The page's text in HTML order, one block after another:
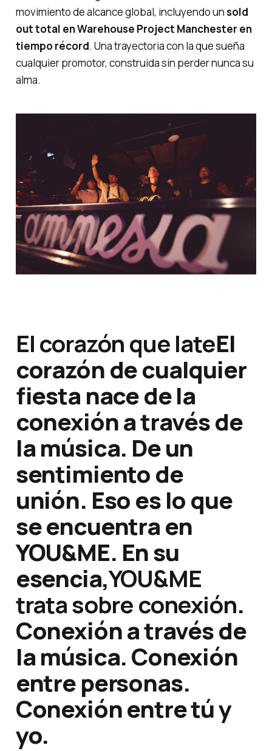
movimiento de alcance global, incluyendo unsold
out total en Warehouse Project Manchester en
tiempo récord. Una trayectoria con la que sueña
cualquier promotor, construida sin perder nunca su
alma.
El corazón que lateEl
corazón de cualquier
fiesta nace de la
conexión a través de
la música. De un
sentimiento de
unión. Eso es lo que
se encuentra en
YOU&ME. En su
esencia,YOU&ME
trata sobre conexión.
Conexión a través de
la música. Conexión
entre personas.
Conexión entre tú y
yo.